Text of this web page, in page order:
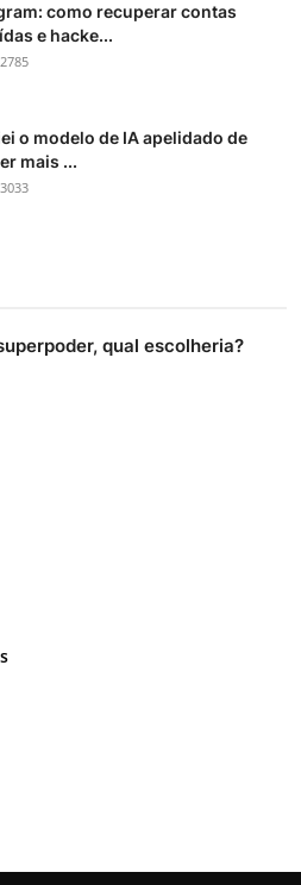
como recuperar contas
e hacke...
2785
o modelo de IA apelidado de
mais ...
3033
qual escolheria?